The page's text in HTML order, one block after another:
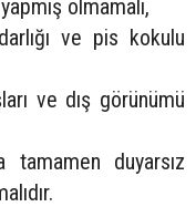
olmamalı,
ve pis kokulu
ve dış görünümü
tamamen duyarsız